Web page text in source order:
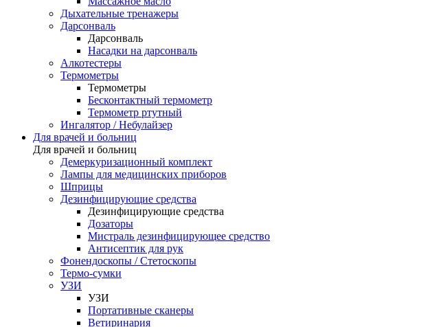
Дыхательные тренажеры
Дарсонваль
Дарсонваль
Насадки на дарсонваль
Алкотестеры
Термометры
Термометры
Бесконтактный термометр
Термометр ртутный
Ингалятор / Небулайзер
Для врачей и больниц
Для врачей и больниц
Демеркуризационный комплект
Лампы для медицинских приборов
Шприцы
Дезинфицирующие средства
Дезинфицирующие средства
Дозаторы
Мистраль дезинфицирующее средство
Антисептик для рук
Фонендоскопы / Стетоскопы
Термо-сумки
УЗИ
УЗИ
Портативные сканеры
Ветиринария